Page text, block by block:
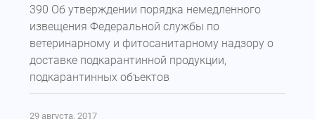
390 Об утверждении порядка немедленного
извещения Федеральной службы по
ветеринарному и фитосанитарному надзору о
доставке подкарантинной продукции,
подкарантинных объектов
29 августа, 2017